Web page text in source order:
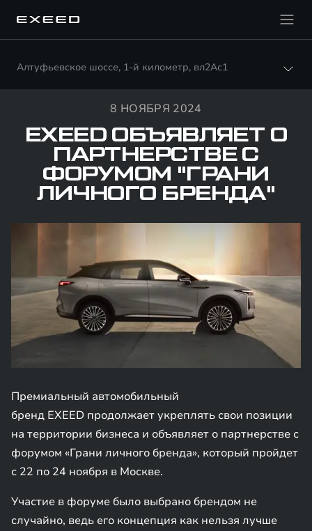
Алтуфьевское шоссе, 1-й километр, вл2Ас1
8 НОЯБРЯ 2024
EXEED ОБЪЯВЛЯЕТ О
ПАРТНЕРСТВЕ С
ФОРУМОМ "ГРАНИ
ЛИЧНОГО БРЕНДА"
Премиальный автомобильный
бренд EXEED продолжает укреплять свои позиции
на территории бизнеса и объявляет о партнерстве с
форумом «Грани личного бренда», который пройдет
с 22 по 24 ноября в Москве.
Участие в форуме было выбрано брендом не
случайно, ведь его концепция как нельзя лучше